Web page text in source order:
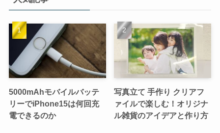
5000mAhモバイルバッテ
リーでiPhone15は何回充
電できるのか
写真立て 手作り クリアフ
ァイルで楽しむ！オリジナ
ル雑貨のアイデアと作り方